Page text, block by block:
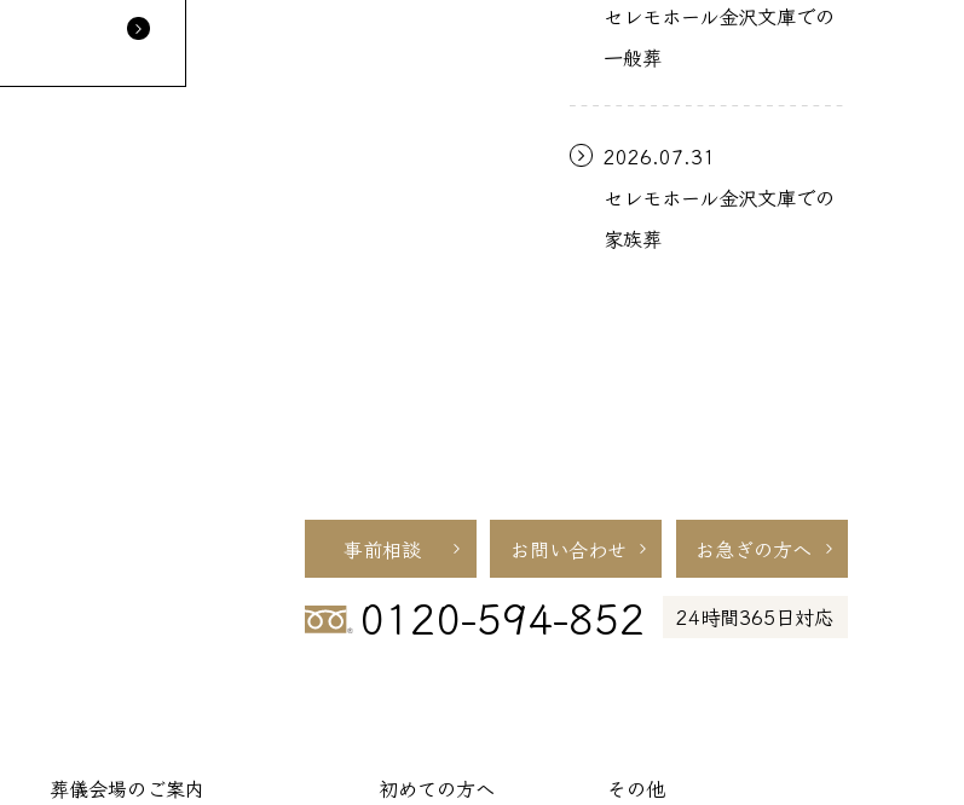
セレモホール金沢文庫での
一般葬
2026.07.31
セレモホール金沢文庫での
家族葬
事前相談 お問い合わせ お急ぎの方へ
0120-594-852 24時間365日対応
葬儀会場のご案内 初めての方へ その他